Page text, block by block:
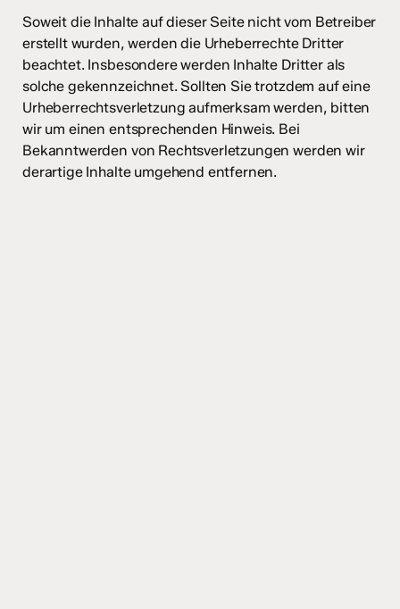
Soweit die Inhalte auf dieser Seite nicht vom Betreiber
erstellt wurden, werden die Urheberrechte Dritter
beachtet. Insbesondere werden Inhalte Dritter als
solche gekennzeichnet. Sollten Sie trotzdem auf eine
Urheberrechtsverletzung aufmerksam werden, bitten
wir um einen entsprechenden Hinweis. Bei
Bekanntwerden von Rechtsverletzungen werden wir
derartige Inhalte umgehend entfernen.